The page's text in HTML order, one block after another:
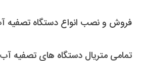
فروش و نصب انواع دستگاه تصفیه
تمامی متریال دستگاه های تصفیه